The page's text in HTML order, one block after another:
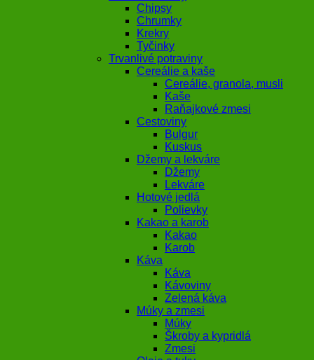
Chipsy
Chrumky
Krekry
Tyčinky
Trvanlivé potraviny
Cereálie a kaše
Cereálie, granola, musli
Kaše
Raňajkové zmesi
Cestoviny
Bulgur
Kuskus
Džemy a lekváre
Džemy
Lekváre
Hotové jedlá
Polievky
Kakao a karob
Kakao
Karob
Káva
Káva
Kávoviny
Zelená káva
Múky a zmesi
Múky
Škroby a kypridlá
Zmesi